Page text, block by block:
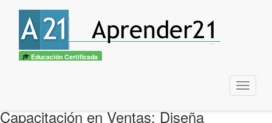
Educación Certificada
Menu
Capacitación en Ventas: Diseña